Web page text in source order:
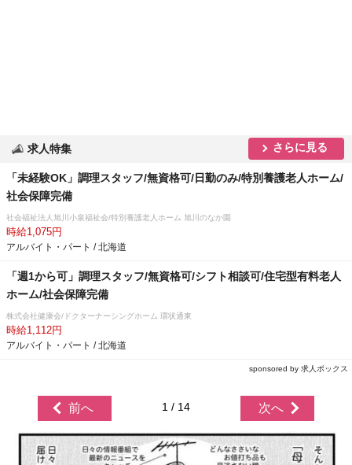
求人特集 さらに見る
「未経験OK」調理スタッフ/無資格可/日勤のみ/特別養護老人ホーム/
社会保障完備
社会福祉法人旭川小泉福祉会/特別養護老人ホーム 旭川のなか園
時給1,075円
アルバイト・パート / 北海道
「週1から可」調理スタッフ/無資格可/シフト相談可/住宅型有料老人
ホーム/社会保障完備
株式会社健康会/ドクターナーシングホーム 環状通東
時給1,112円
アルバイト・パート / 北海道
sponsored by 求人ボックス
前へ 1 / 14 次へ